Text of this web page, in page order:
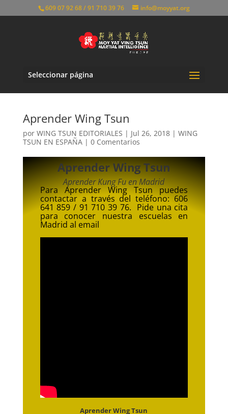
609 07 92 68 / 91 710 39 76 info@moyyat.org
Seleccionar página
Aprender Wing Tsun
por WING TSUN EDITORIALES | Jul 26, 2018| WING
TSUN EN ESPAÑA| 0 Comentarios
Aprender Wing Tsun
Aprender Kung Fu en Madrid
Para Aprender Wing Tsun puedes
contactar a través del teléfono: 606
641 859 / 91 710 39 76. Pide una cita
para conocer nuestra escuelas en
Madrid al email
Aprender Wing Tsun